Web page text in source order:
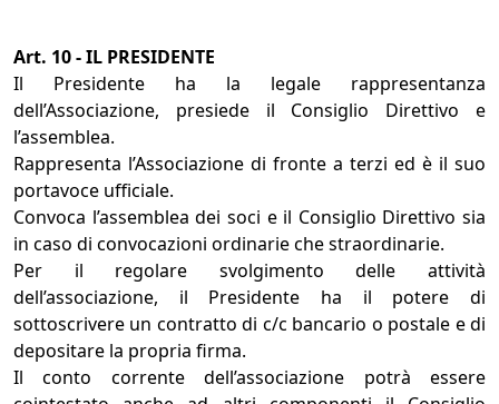
Art. 10 - IL PRESIDENTE
Il Presidente ha la legale rappresentanza
dell’Associazione, presiede il Consiglio Direttivo e
l’assemblea.
Rappresenta l’Associazione di fronte a terzi ed è il suo
portavoce ufficiale.
Convoca l’assemblea dei soci e il Consiglio Direttivo sia
in caso di convocazioni ordinarie che straordinarie.
Per il regolare svolgimento delle attività
dell’associazione, il Presidente ha il potere di
sottoscrivere un contratto di c/c bancario o postale e di
depositare la propria firma.
Il conto corrente dell’associazione potrà essere